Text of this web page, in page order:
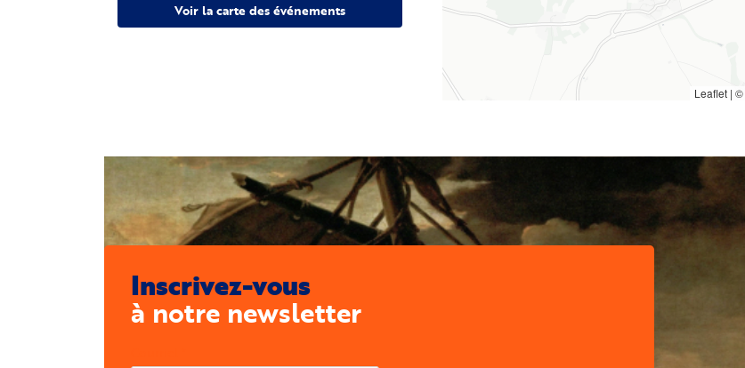
Voir la carte des événements
Leaflet | ©
Inscrivez-vous
à notre newsletter